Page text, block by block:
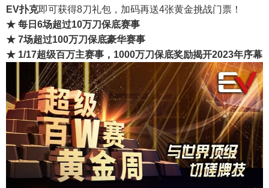
EV扑克即可获得8刀礼包，加码再送4张黄金挑战门票！
★ 每日6场超过10万刀保底赛事
★ 7场超过100万刀保底豪华赛事
★ 1/17超级百万主赛事，1000万刀保底奖励揭开2023年序幕